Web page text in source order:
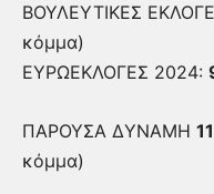
ΒΟΥΛΕΥΤΙΚΕΣ
κόμμα)
ΕΥΡΩΕΚΛΟΓΕΣ 2024:
ΠΑΡΟΥΣΑ ΔΥΝΑΜΗ
κόμμα)